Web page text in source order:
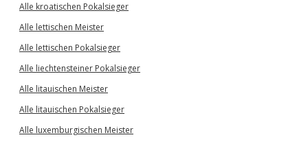
Alle kroatischen Pokalsieger
Alle lettischen Meister
Alle lettischen Pokalsieger
Alle liechtensteiner Pokalsieger
Alle litauischen Meister
Alle litauischen Pokalsieger
Alle luxemburgischen Meister